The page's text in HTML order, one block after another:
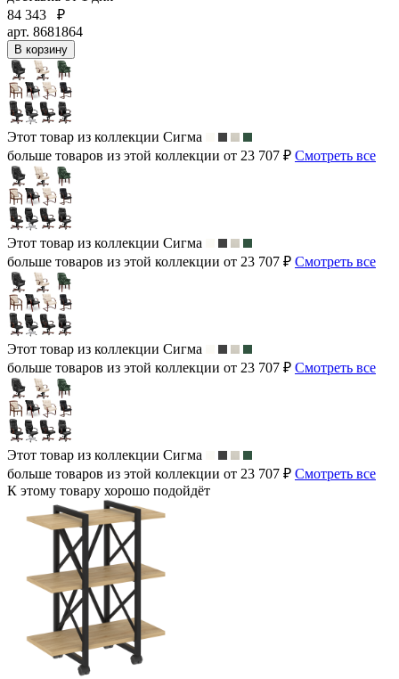
84 343
₽
арт. 8681864
В корзину
Этот товар из коллекции Сигма
больше товаров из этой коллекции от 23 707 ₽ Смотреть все
Этот товар из коллекции Сигма
больше товаров из этой коллекции от 23 707 ₽ Смотреть все
Этот товар из коллекции Сигма
больше товаров из этой коллекции от 23 707 ₽ Смотреть все
Этот товар из коллекции Сигма
больше товаров из этой коллекции от 23 707 ₽ Смотреть все
К этому товару хорошо подойдёт